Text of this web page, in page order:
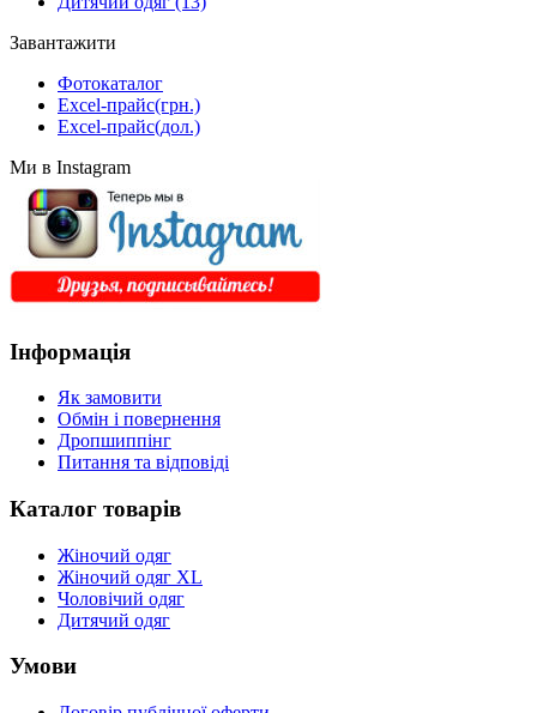
Завантажити
Фотокаталог
Excel-прайс(грн.)
Excel-прайс(дол.)
Ми в Instagram
Інформація
Як замовити
Обмін і повернення
Дропшиппінг
Питання та відповіді
Каталог товарів
Жіночий одяг
Жіночий одяг XL
Чоловічий одяг
Дитячий одяг
Умови